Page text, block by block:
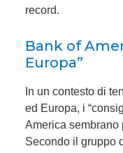
record.
Bank of
Europa”
In un contesto di
ed Europa, i
America sembrano
Secondo il gruppo